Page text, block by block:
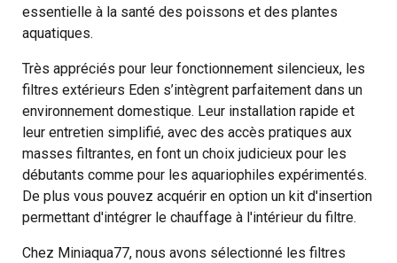
essentielle à la santé des poissons et des plantes
aquatiques.
Très appréciés pour leur fonctionnement silencieux, les
filtres extérieurs Eden s’intègrent parfaitement dans un
environnement domestique. Leur installation rapide et
leur entretien simplifié, avec des accès pratiques aux
masses filtrantes, en font un choix judicieux pour les
débutants comme pour les aquariophiles expérimentés.
De plus vous pouvez acquérir en option un kit d'insertion
permettant d'intégrer le chauffage à l'intérieur du filtre.
Chez Miniaqua77, nous avons sélectionné les filtres